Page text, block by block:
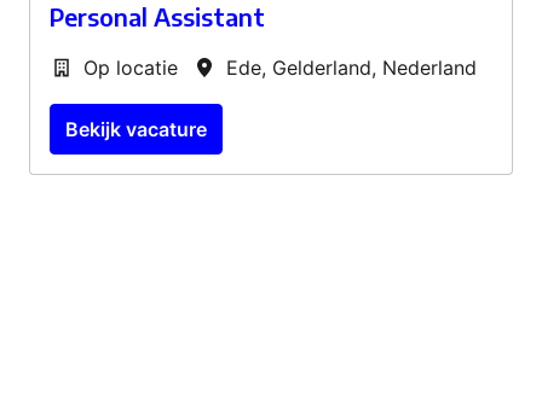
Personal Assistant
Op locatie Ede, Gelderland, Nederland
Bekijk vacature